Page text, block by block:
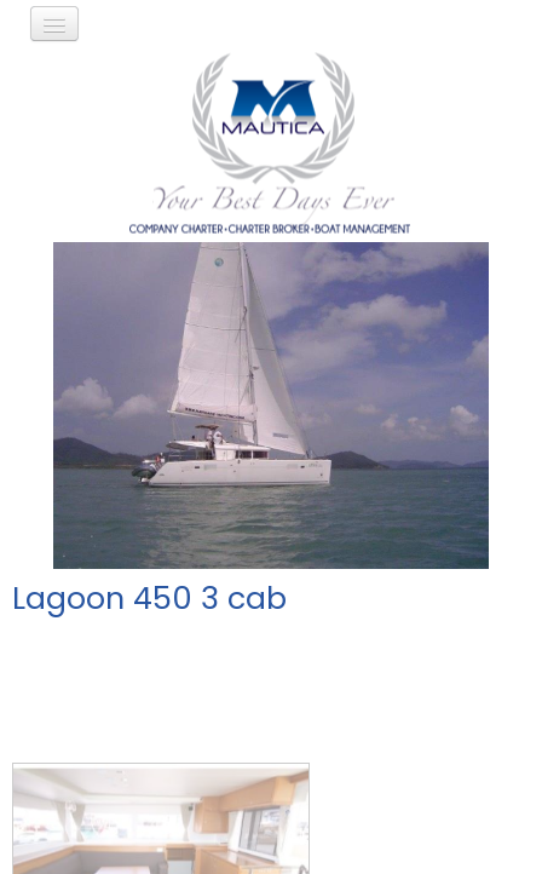
Nostra base
Nostre rotte
Altre rotte
Promozioni
Contatti
Lagoon 450 3 cab